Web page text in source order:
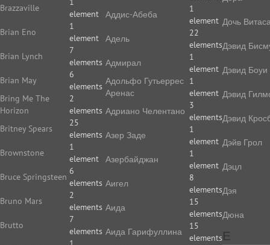
Brazzaville
element
Brian Eno
1
element
Brian Lynch
7
elements
Brian May
6
elements
Bring Me The
Horizon
2
elements
Britney Spears
25
elements
Brownstone
1
element
Bruce Springsteen
6
elements
Bruno Mars
2
elements
Brutto
7
elements
Аддис-Абеба
1
element
Адель
22
elements
Адмирал
1
element
Адольфо Гутьеррес
Аренас
1
element
Адриано Челентано
3
elements
Азер Заде
1
element
Азербайджан
1
element
Аигел
8
elements
Аида
15
elements
Аида Гарифуллина
15
elements
Дочь
Дэвид
Дэвид Боуи
Дэвид
Дэвид
Дэйв Грол
Дэцл
Дэя
Дюна
Е